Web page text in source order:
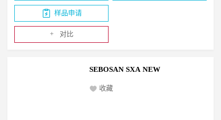
样品申请
+ 对比
SEBOSAN SXA NEW
收藏